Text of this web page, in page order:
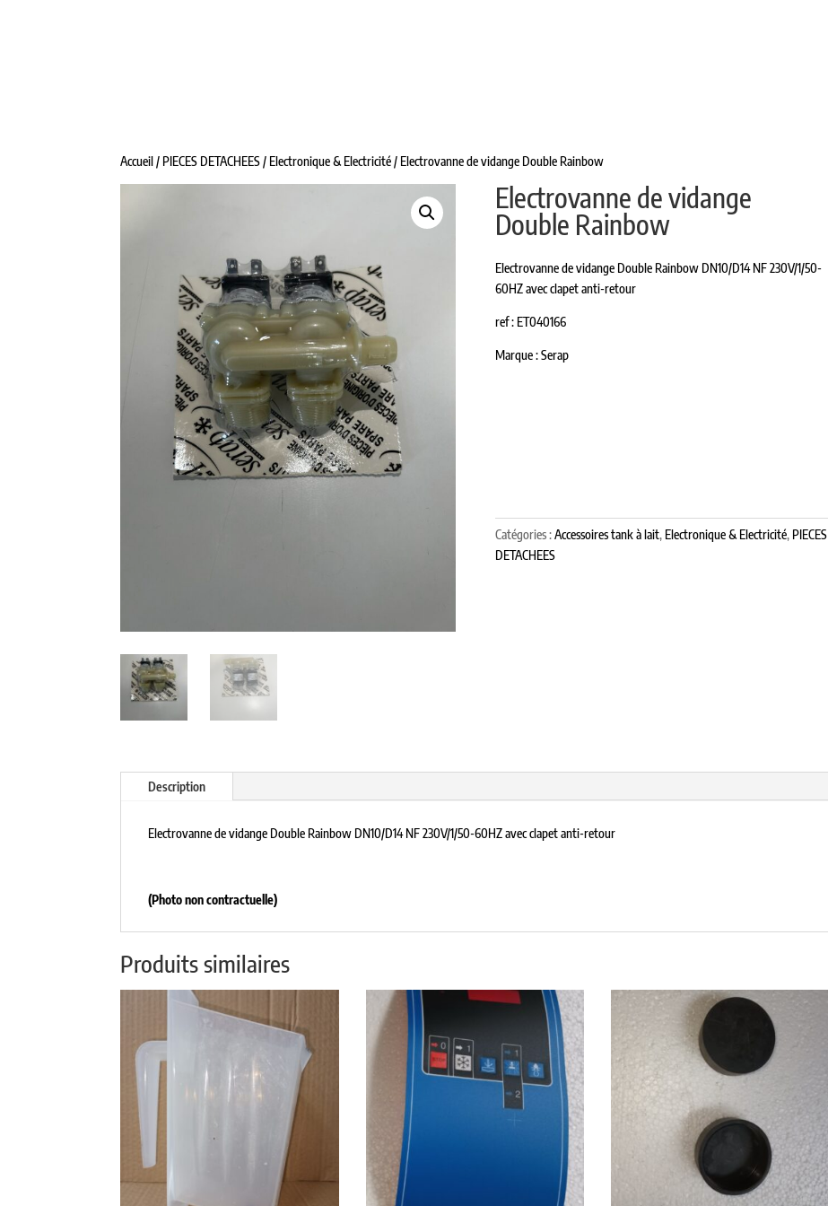
Accueil/ PIECES DETACHEES/ Electronique & Electricité/ Electrovanne de vidange Double Rainbow
Electrovanne de vidange
Double Rainbow
Electrovanne de vidange Double Rainbow DN10/D14 NF 230V/1/50-
60HZ avec clapet anti-retour
ref : ET040166
Marque : Serap
Catégories :Accessoires tank à lait, Electronique & Electricité, PIECES
DETACHEES
Description
Electrovanne de vidange Double Rainbow DN10/D14 NF 230V/1/50-60HZ avec clapet anti-retour
(Photo non contractuelle)
Produits similaires